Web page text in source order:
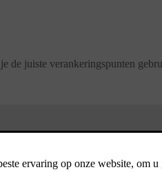
de juiste verankeringspunten